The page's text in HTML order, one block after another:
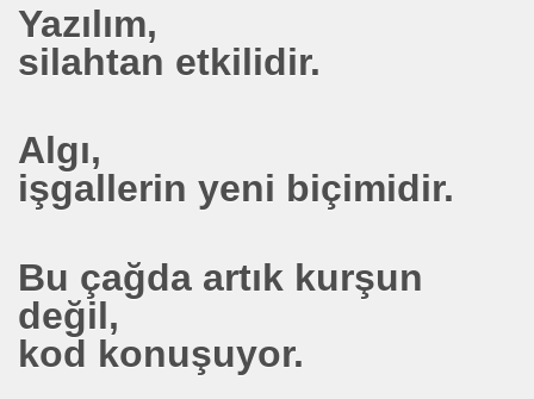
Yazılım,
silahtan etkilidir.
Algı,
işgallerin yeni biçimidir.
Bu çağda artık kurşun
değil,
kod konuşuyor.